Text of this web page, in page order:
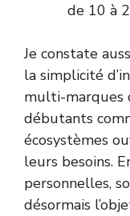
de 10 à
Je constate
la simplicité
multi-marques
débutants
écosystèmes
leurs besoins.
personnelles,
désormais